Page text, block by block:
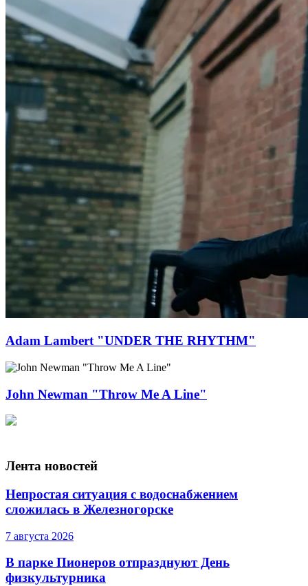
Adam Lambert "UNDER THE RHYTHM"
John Newman "Throw Me A Line"
Лента новостей
Непростая ситуация с водоснабжением
сложилась в Железногорске
7 августа 2026
В парке Пионеров отпразднуют День
физкультурника